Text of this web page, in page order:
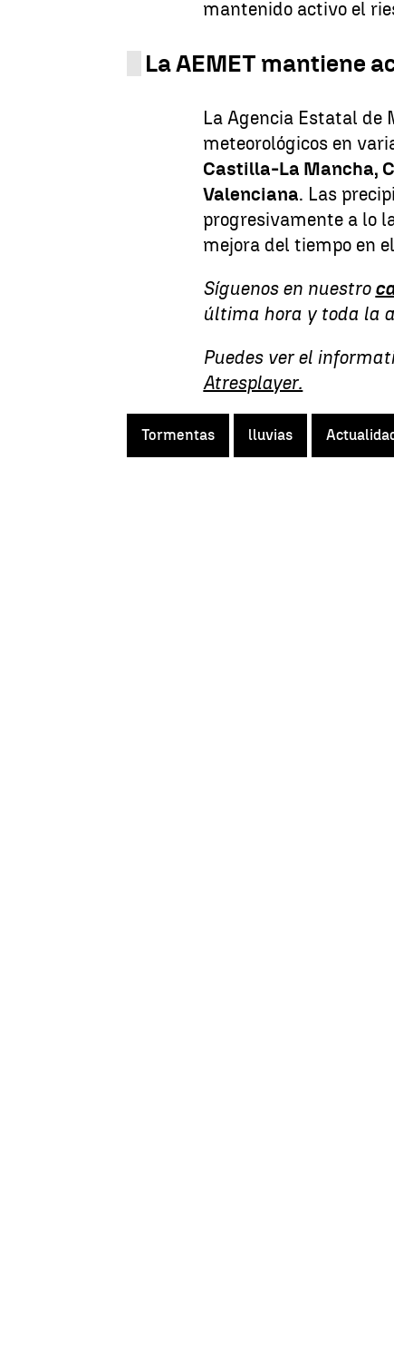
mantenido activo el
La AEMET mantiene
La Agencia Estatal de
meteorológicos en
Castilla-La Mancha,
Valenciana. Las
progresivamente a lo
mejora del tiempo en
Síguenos en nuestro
última hora y toda la
Puedes ver el
Atresplayer.
Tormentas lluvias